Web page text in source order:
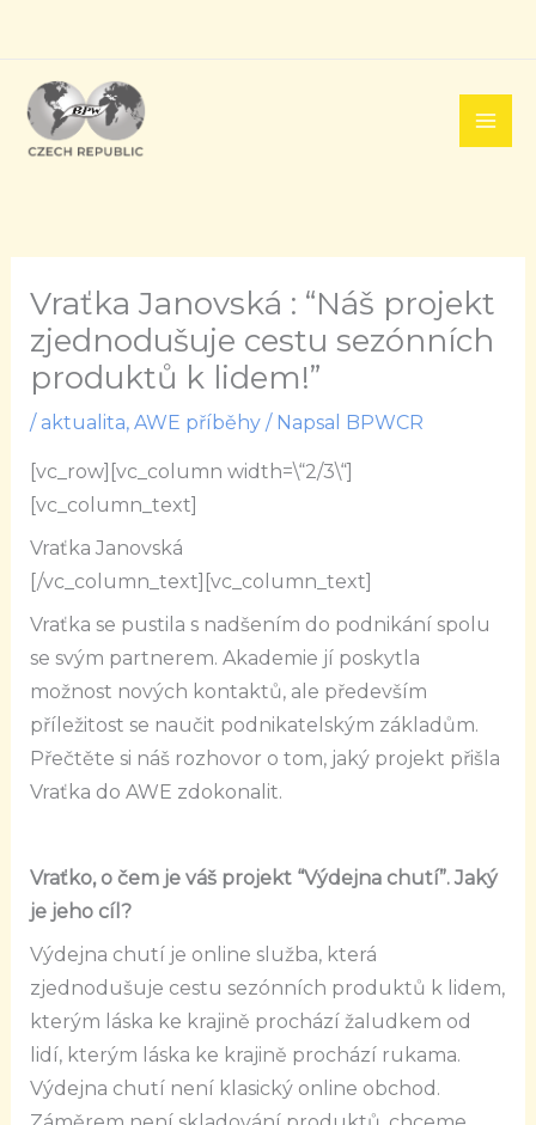
obsah
Vraťka Janovská : “Náš projekt
zjednodušuje cestu sezónních
produktů k lidem!”
/ aktualita, AWE příběhy/ Napsal BPWCR
[vc_row][vc_column width=\“2/3\“]
[vc_column_text]
Vraťka Janovská
[/vc_column_text][vc_column_text]
Vraťka se pustila s nadšením do podnikání spolu
se svým partnerem. Akademie jí poskytla
možnost nových kontaktů, ale především
příležitost se naučit podnikatelským základ ů m.
Přečtěte si náš rozhovor o tom, jaký projekt přišla
Vraťka do AWE zdokonalit.
Vraťko, o čem je váš projekt “Výdejna chutí”. Jaký
je jeho cíl?
Výdejna chutí je online služba, která
zjednodušuje cestu sezónních produktů k lidem,
kterým láska ke krajině prochází žaludkem od
lidí, kterým láska ke krajině prochází rukama.
Výdejna chutí není klasický online obchod.